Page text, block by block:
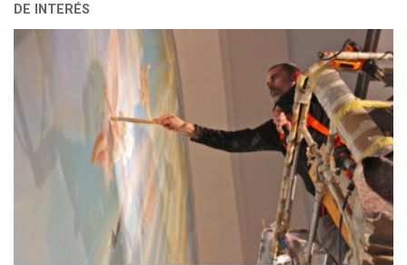
DE INTERÉS